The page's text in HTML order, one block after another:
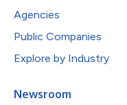
Agencies
Public Companies
Explore by Industry
Newsroom